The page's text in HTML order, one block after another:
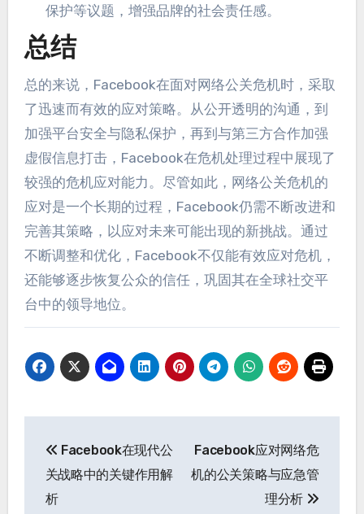
保护等议题，增强品牌的社会责任感。
总结
总的来说，Facebook在面对网络公关危机时，采取
了迅速而有效的应对策略。从公开透明的沟通，到
加强平台安全与隐私保护，再到与第三方合作加强
虚假信息打击，Facebook在危机处理过程中展现了
较强的危机应对能力。尽管如此，网络公关危机的
应对是一个长期的过程，Facebook仍需不断改进和
完善其策略，以应对未来可能出现的新挑战。通过
不断调整和优化，Facebook不仅能有效应对危机，
还能够逐步恢复公众的信任，巩固其在全球社交平
台中的领导地位。
章
导
Facebook在现代公
关战略中的关键作用解
析
Facebook应对网络危
机的公关策略与应急管
理分析